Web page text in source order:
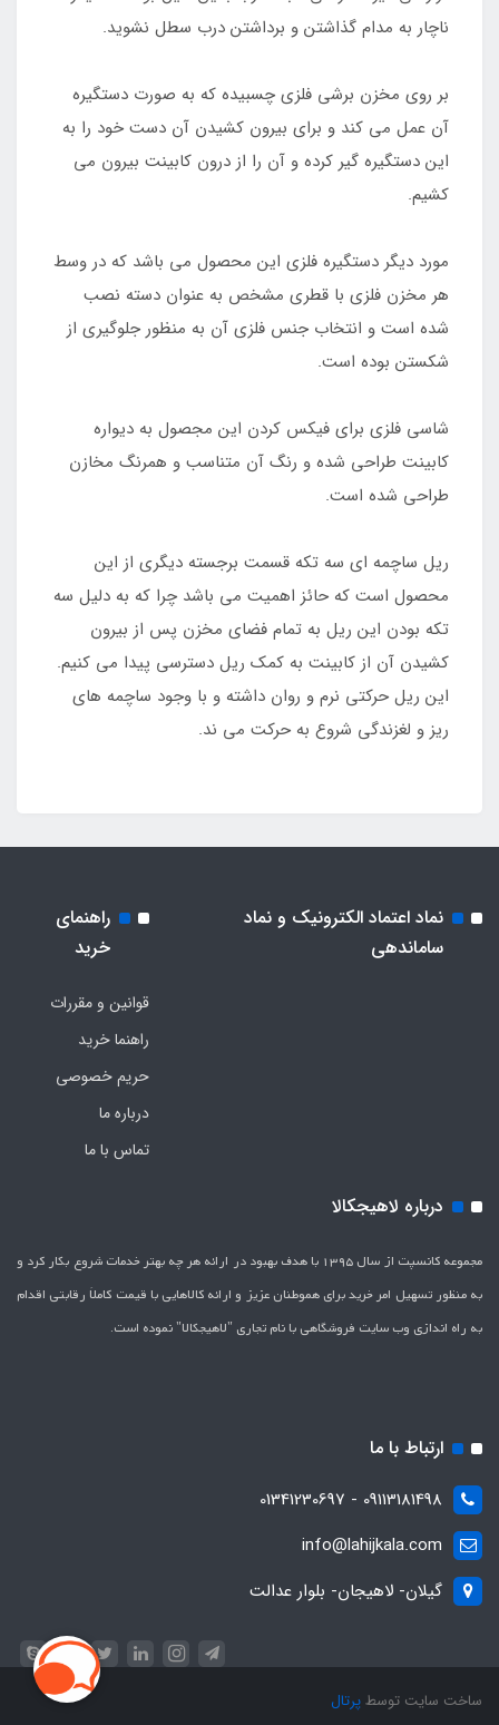
ناچار به مدام گذاشتن و برداشتن درب سطل نشوید.
بر روی مخزن برشی فلزی چسبیده که به صورت دستگیره
آن عمل می کند و برای بیرون کشیدن آن دست خود را به
این دستگیره گیر کرده و آن را از درون کابینت بیرون می
کشیم.
مورد دیگر دستگیره فلزی این محصول می باشد که در وسط
هر مخزن فلزی با قطری مشخص به عنوان دسته نصب
شده است و انتخاب جنس فلزی آن به منظور جلوگیری از
شکستن بوده است.
شاسی فلزی برای فیکس کردن این مجصول به دیواره
کابینت طراحی شده و رنگ آن متناسب و همرنگ مخازن
طراحی شده است.
ریل ساچمه ای سه تکه قسمت برجسته دیگری از این
محصول است که حائز اهمیت می باشد چرا که به دلیل سه
تکه بودن این ریل به تمام فضای مخزن پس از بیرون
کشیدن آن از کابینت به کمک ریل دسترسی پیدا می کنیم.
این ریل حرکتی نرم و روان داشته و با وجود ساچمه های
ریز و لغزندگی شروع به حرکت می ند.
نماد اعتماد الکترونیک و نماد
ساماندهی
راهنمای
خرید
قوانین و مقررات
راهنما خرید
حریم خصوصی
درباره ما
تماس با ما
درباره لاهیجکالا
مجموعه کانسپت از سال 1395 با هدف بهبود در ارائه هر چه بهتر خدمات شروع بکار کرد و
به منظور تسهیل امر خرید برای هموطنان عزیز و ارائه کالاهایی با قیمت کاملاَ رقابتی اقدام
به راه اندازی وب سایت فروشگاهی با نام تجاری "لاهیج­کالا" نموده است.
ارتباط با ما
09113181498 - 01341230697
info@lahijkala.com
گیلان- لاهیجان- بلوار عدالت
ساخت سایت توسطپرتال